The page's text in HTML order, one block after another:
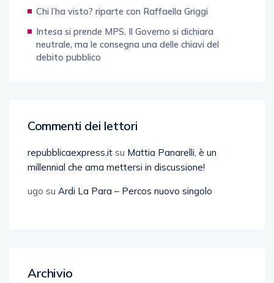
Chi l’ha visto? riparte con Raffaella Griggi
Intesa si prende MPS. Il Governo si dichiara
neutrale, ma le consegna una delle chiavi del
debito pubblico
Commenti dei lettori
repubblicaexpress.it su Mattia Panarelli, è un
millennial che ama mettersi in discussione!
ugo su Ardi La Para – Percos nuovo singolo
Archivio